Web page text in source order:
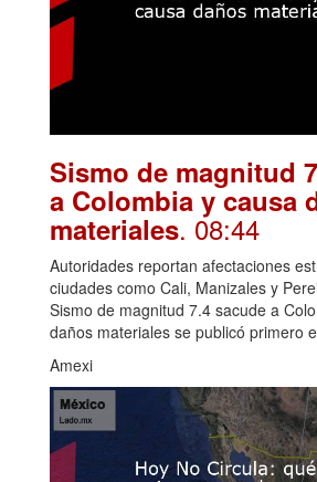
Sismo de magnitud
a Colombia y causa
materiales. 08:44
Autoridades reportan afectaciones
ciudades como Cali, Manizales y
Sismo de magnitud 7.4 sacude a
daños materiales se publicó primero
Amexi